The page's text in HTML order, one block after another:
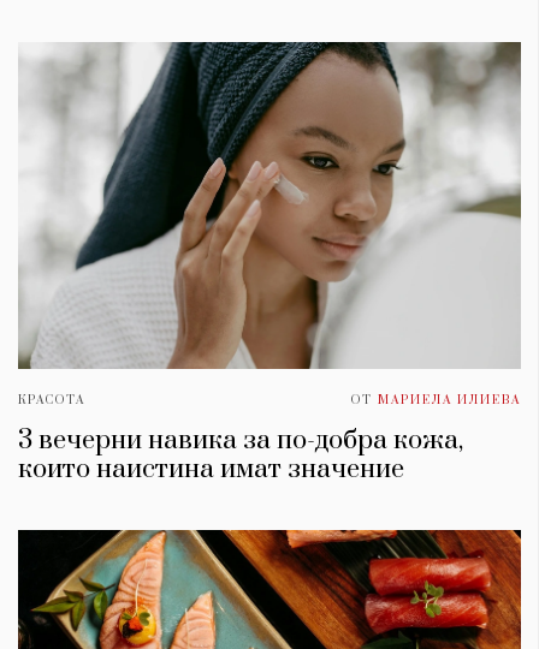
КРАСОТА ОТ МАРИЕЛА ИЛИЕВА
3 вечерни навика за по-добра кожа,
които наистина имат значение